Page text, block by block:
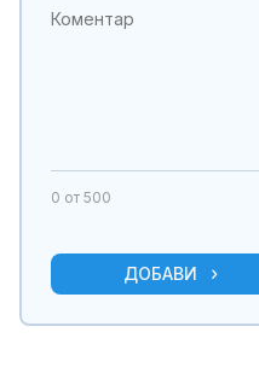
0 от 500
ДОБАВИ